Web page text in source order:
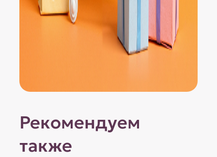
Рекомендуем
также